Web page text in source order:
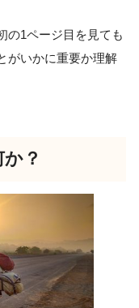
の1ページ目を見ても
がいかに重要か理解
？